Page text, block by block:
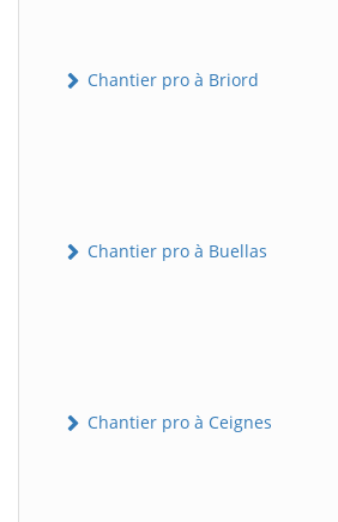
Chantier pro à Briord
Chantier pro à Buellas
Chantier pro à Ceignes